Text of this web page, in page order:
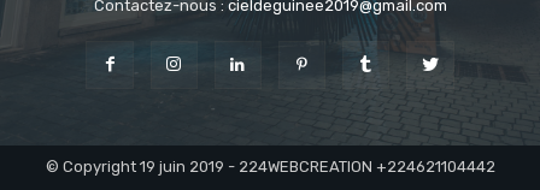
Contactez-nous : cieldeguinee2019@gmail.com
© Copyright 19 juin 2019 - 224WEBCREATION +224621104442